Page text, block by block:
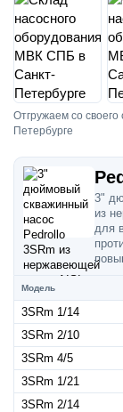
Отгружаем со
Петербурге
3"
из
для
Модель
3SRm 1/14
3SRm 2/10
3SRm 4/5
3SRm 1/21
3SRm 2/14